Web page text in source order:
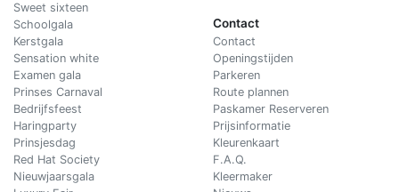
Sweet sixteen
Schoolgala
Kerstgala
Sensation white
Examen gala
Prinses Carnaval
Bedrijfsfeest
Haringparty
Prinsjesdag
Red Hat Society
Nieuwjaarsgala
Contact
Contact
Openingstijden
Parkeren
Route plannen
Paskamer Reserveren
Prijsinformatie
Kleurenkaart
F.A.Q.
Kleermaker